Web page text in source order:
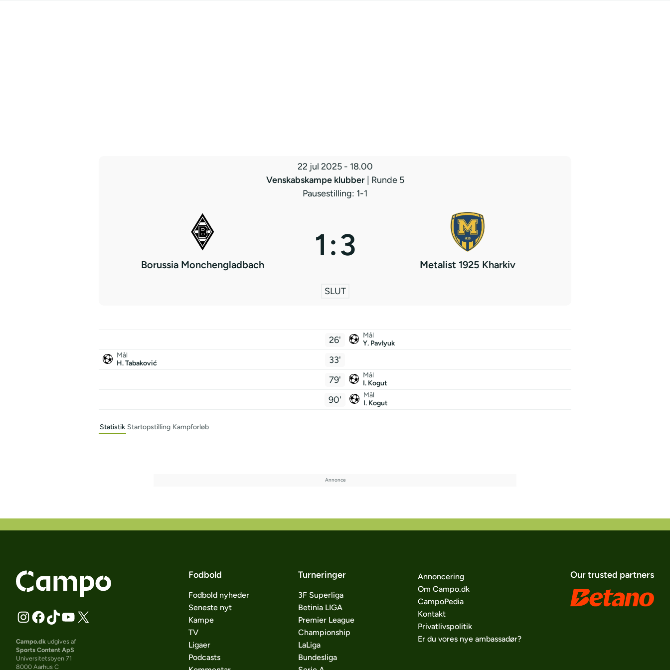
22 jul 2025 - 18.00
Venskabskampe klubber
| Runde 5
Pausestilling: 1-1
Borussia Monchengladbach
1:3
Metalist 1925 Kharkiv
SLUT
26'
Mål
Y. Pavlyuk
Mål
H. Tabaković
33'
79'
Mål
I. Kogut
90'
Mål
I. Kogut
Statistik Startopstilling Kampforløb
Campo.dk udgives af
Sports Content ApS
Universitetsbyen 71
8000 Aarhus C
Fodbold
Fodbold nyheder
Seneste nyt
Kampe
TV
Ligaer
Podcasts
Turneringer
3F Superliga
Betinia LIGA
Premier League
Championship
LaLiga
Bundesliga
Annoncering
Om Campo.dk
CampoPedia
Kontakt
Privatlivspolitik
Er du vores nye ambassadør?
Our trusted partners